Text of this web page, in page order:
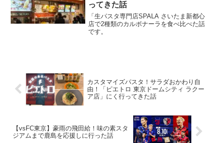
ってきた話
「生パスタ専門店SPALA さいたま新都心
店で2種類のカルボナーラを食べ比べた話
です。
カスタマイズパスタ！サラダおかわり自
由！「ピエトロ 東京ドームシティ ラクー
ア店」にく行ってきた話
【vsFC東京】豪雨の飛田給！味の素スタ
ジアムまで鹿島を応援しに行った話